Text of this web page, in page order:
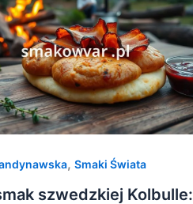
, Smaki Świata
szwedzkiej Kolbulle: